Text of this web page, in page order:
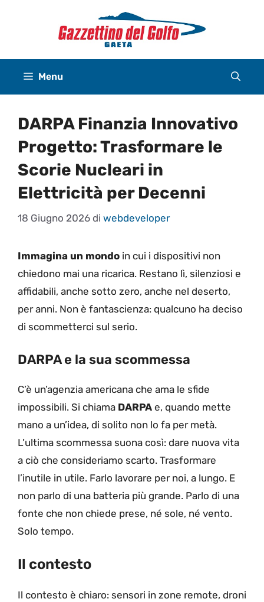
Menu
DARPA Finanzia Innovativo
Progetto: Trasformare le
Scorie Nucleari in
Elettricità per Decenni
18 Giugno 2026 di webdeveloper
Immagina un mondo in cui i dispositivi non
chiedono mai una ricarica. Restano lì, silenziosi e
affidabili, anche sotto zero, anche nel deserto,
per anni. Non è fantascienza: qualcuno ha deciso
di scommetterci sul serio.
DARPA e la sua scommessa
C’è un’agenzia americana che ama le sfide
impossibili. Si chiama DARPA e, quando mette
mano a un’idea, di solito non lo fa per metà.
L’ultima scommessa suona così: dare nuova vita
a ciò che consideriamo scarto. Trasformare
l’inutile in utile. Farlo lavorare per noi, a lungo. E
non parlo di una batteria più grande. Parlo di una
fonte che non chiede prese, né sole, né vento.
Solo tempo.
Il contesto
Il contesto è chiaro: sensori in zone remote, droni